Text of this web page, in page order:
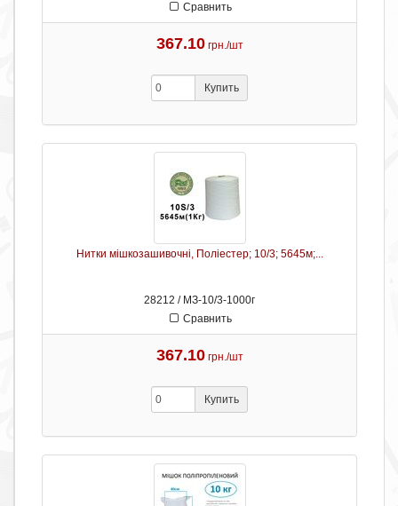
Сравнить
367.10 грн./шт
Купить
Нитки мішкозашивочні, Поліестер; 10/3; 5645м;...
28212 / МЗ-10/3-1000г
Сравнить
367.10 грн./шт
Купить